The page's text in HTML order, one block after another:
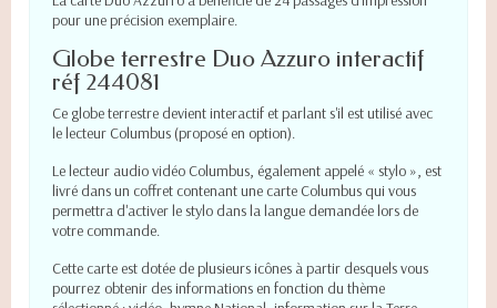
pour une précision exemplaire.
Globe terrestre Duo Azzuro interactif
réf 244081
Ce globe terrestre devient interactif et parlant s'il est utilisé avec
le lecteur Columbus (proposé en option).
Le lecteur audio vidéo Columbus, également appelé « stylo », est
livré dans un coffret contenant une carte Columbus qui vous
permettra d'activer le stylo dans la langue demandée lors de
votre commande.
Cette carte est dotée de plusieurs icônes à partir desquels vous
pourrez obtenir des informations en fonction du thème